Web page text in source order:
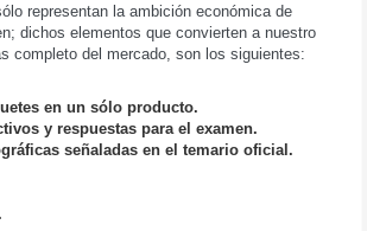
representan la ambición económica de
dichos elementos que convierten a nuestro
completo del mercado, son los siguientes:
en un sólo producto.
y respuestas para el examen.
señaladas en el temario oficial.